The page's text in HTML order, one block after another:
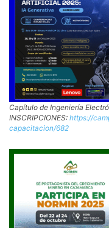
Capítulo de Ingeniería
INSCRIPCIONES: https://
capacitacion/682